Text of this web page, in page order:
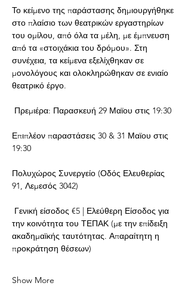
Το κείμενο της παράστασης δημιουργήθηκε
στο πλαίσιο των θεατρικών εργαστηρίων
του ομίλου, από όλα τα μέλη, με έμπνευση
από τα «στοιχάκια του δρόμου». Στη
συνέχεια, τα κείμενα εξελίχθηκαν σε
μονολόγους και ολοκληρώθηκαν σε ενιαίο
θεατρικό έργο.
Πρεμιέρα: Παρασκευή 29 Μαϊου στις 19:30
Επιπλέον παραστάσεις 30 & 31 Μαϊου στις
19:30
Πολυχώρος Συνεργείο (Οδός Ελευθερίας
91, Λεμεσός 3042)
την κοινότητα του ΤΕΠΑΚ (με την επίδειξη
ακαδημαϊκής ταυτότητας. Απαραίτητη η
προκράτηση θέσεων)
Show More